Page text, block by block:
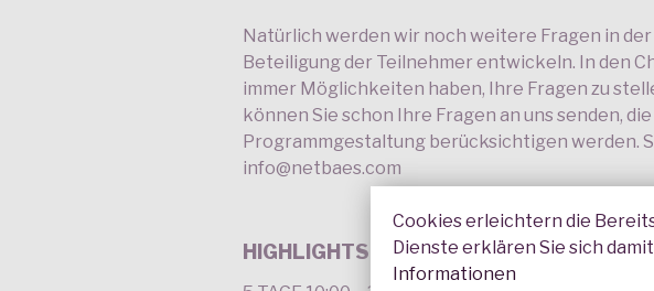
Natürlich werden wir noch weitere Fragen in
Beteiligung der Teilnehmer entwickeln. In den
immer Möglichkeiten haben, Ihre Fragen zu
können Sie schon Ihre Fragen an uns senden,
Programmgestaltung berücksichtigen werden.
info@netbaes.com
HIGHLIGHTS:
Cookies erleichtern die
Dienste erklären Sie sich
Informationen